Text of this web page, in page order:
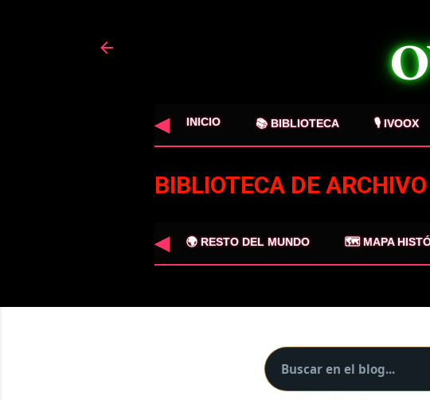
◀ INICIO 📚 BIBLIOTECA 🎙️ IVOOX
BIBLIOTECA DE
◀ 🌍 RESTO DEL MUNDO 🗺️ MAPA